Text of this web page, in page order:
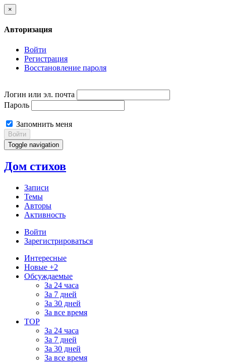
×
Авторизация
Войти
Регистрация
Восстановление пароля
Логин или эл. почта
Пароль
Запомнить меня
Войти
Toggle navigation
Дом стихов
Записи
Темы
Авторы
Активность
Войти
Зарегистрироваться
Интересные
Новые +2
Обсуждаемые
За 24 часа
За 7 дней
За 30 дней
За все время
TOP
За 24 часа
За 7 дней
За 30 дней
За все время